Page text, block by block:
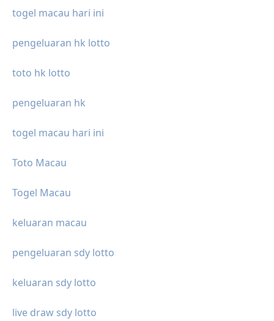
togel macau hari ini
pengeluaran hk lotto
toto hk lotto
pengeluaran hk
togel macau hari ini
Toto Macau
Togel Macau
keluaran macau
pengeluaran sdy lotto
keluaran sdy lotto
live draw sdy lotto